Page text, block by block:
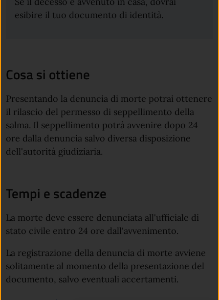
esibire il tuo documento di identità.
Cosa si ottiene
Presentando la denuncia di morte potrai ottenere
il rilascio del permesso di seppellimento della
salma. Il seppellimento potrà avvenire dopo 24
ore dalla denuncia salvo diversa disposizione
dell'autorità giudiziaria.
Tempi e scadenze
La morte deve essere denunciata all'ufficiale di
stato civile entro 24 ore dall'avvenimento.
La registrazione della denuncia di morte avviene
solitamente al momento della presentazione del
documento, salvo eventuali accertamenti.